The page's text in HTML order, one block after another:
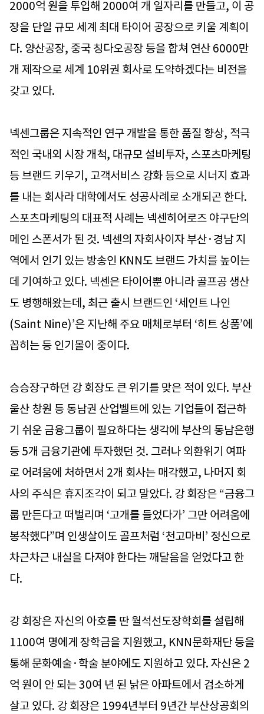
2000억 원을 투입해 2000여 개 일자리를 만들고, 이 공
장을 단일 규모 세계 최대 타이어 공장으로 키울 계획이
다. 양산공장, 중국 칭다오공장 등을 합쳐 연산 6000만
개 제작으로 세계 10위권 회사로 도약하겠다는 비전을
갖고 있다.
넥센그룹은 지속적인 연구 개발을 통한 품질 향상, 적극
적인 국내외 시장 개척, 대규모 설비투자, 스포츠마케팅
등 브랜드 키우기, 고객서비스 강화 등으로 시너지 효과
를 내는 회사라 대학에서도 성공사례로 소개되곤 한다.
스포츠마케팅의 대표적 사례는 넥센히어로즈 야구단의
메인 스폰서가 된 것. 넥센의 자회사이자 부산·경남 지
역에서 인기 있는 방송인 KNN도 브랜드 가치를 높이는
데 기여하고 있다. 넥센은 타이어뿐 아니라 골프공 생산
도 병행해왔는데, 최근 출시 브랜드인 ‘세인트 나인
(Saint Nine)’은 지난해 주요 매체로부터 ‘히트 상품’에
꼽히는 등 인기몰이 중이다.
승승장구하던 강 회장도 큰 위기를 맞은 적이 있다. 부산
울산 창원 등 동남권 산업벨트에 있는 기업들이 접근하
기 쉬운 금융그룹이 필요하다는 생각에 부산의 동남은행
등 5개 금융기관에 투자했던 것. 그러나 외환위기 여파
로 어려움에 처하면서 2개 회사는 매각했고, 나머지 회
사의 주식은 휴지조각이 되고 말았다. 강 회장은 “금융그
룹 만든다고 떠벌리며 ‘고개를 들었다가’ 그만 어려움에
봉착했다”며 인생살이도 골프처럼 ‘천고마비’ 정신으로
차근차근 내실을 다져야 한다는 깨달음을 얻었다고 한
다.
강 회장은 자신의 아호를 딴 월석선도장학회를 설립해
1100여 명에게 장학금을 지원했고, KNN문화재단 등을
통해 문화예술·학술 분야에도 지원하고 있다. 자신은 2
억 원이 안 되는 30여 년 된 낡은 아파트에서 검소하게
살고 있다. 강 회장은 1994년부터 9년간 부산상공회의